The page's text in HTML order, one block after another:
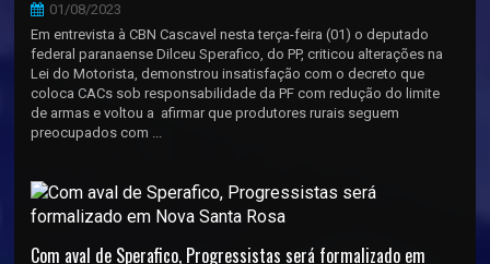
01/08/2023
Em entrevista à CBN Cascavel nesta terça-feira (01) o deputado
federal paranaense Dilceu Sperafico, do PP, criticou alterações na
Lei do Motorista, demonstrou insatisfação com o decreto que
coloca CACs sob responsabilidade da PF com redução do limite
de armas e voltou a afirmar que produtores rurais seguem
preocupados com ...
Com aval de Sperafico, Progressistas será formalizado em